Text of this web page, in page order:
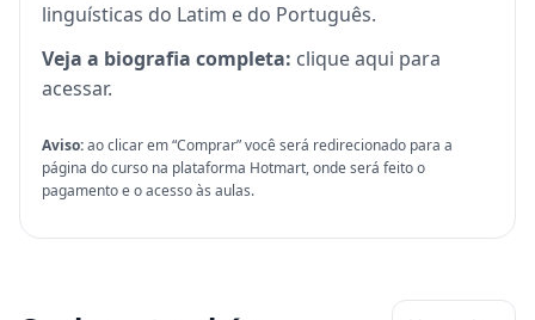
linguísticas do Latim e do Português.
Veja a biografia completa: clique aqui para
acessar.
Aviso:ao clicar em “Comprar” você será redirecionado para a
página do curso na plataforma Hotmart, onde será feito o
pagamento e o acesso às aulas.